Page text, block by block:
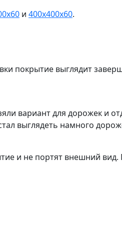
и 400х400х60.
покрытие выглядит
вариант для дорожек и
выглядеть намного
и не портят внешний